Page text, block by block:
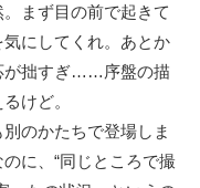
まず目の前で起きて
にしてくれ。あとか
が拙すぎ……序盤の描
けど。
のかたちで登場しま
に、“同じところで撮